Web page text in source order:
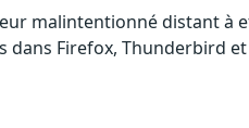
malintentionné distant à
Firefox, Thunderbird et